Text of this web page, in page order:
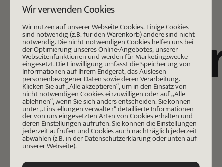
Wir verwenden Cookies
Wir nutzen auf unserer Webseite Cookies. Einige Cookies
sind notwendig (z.B. für den Warenkorb) andere sind nicht
notwendig. Die nicht-notwendigen Cookies helfen uns bei
der Optimierung unseres Online-Angebotes, unserer
Webseitenfunktionen und werden für Marketingzwecke
eingesetzt. Die Einwilligung umfasst die Speicherung von
Informationen auf Ihrem Endgerät, das Auslesen
personenbezogener Daten sowie deren Verarbeitung.
Klicken Sie auf „Alle akzeptieren“, um in den Einsatz von
nicht notwendigen Cookies einzuwilligen oder auf „Alle
ablehnen“, wenn Sie sich anders entscheiden. Sie können
unter „Einstellungen verwalten“ detaillierte Informationen
der von uns eingesetzten Arten von Cookies erhalten und
deren Einstellungen aufrufen. Sie können die Einstellungen
jederzeit aufrufen und Cookies auch nachträglich jederzeit
abwählen (z.B. in der Datenschutzerklärung oder unten auf
unserer Webseite).